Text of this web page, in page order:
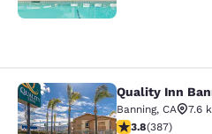
Quality InnQuality Inn
Banning, CA
7.6
3.81 étoiles. Bien.
3.8(387)